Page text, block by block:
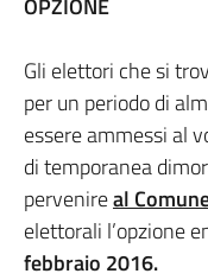
OPZIONE
Gli elettori che si
per un periodo di
essere ammessi al
di temporanea
pervenireal
elettorali l’opzione
febbraio 2016.